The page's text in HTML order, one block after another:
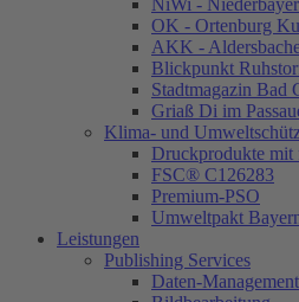
NiWi -
OK - Ortenburg
AKK -
Blickpunkt
Stadtmagazin Bad
Griaß Di im
Klima- und
Druckprodukte mit
FSC® C126283
Premium-PSO
Umweltpakt
Leistungen
Publishing Services
Daten-Management